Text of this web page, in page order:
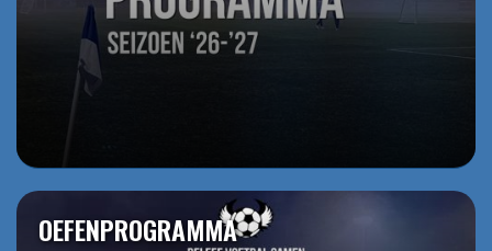
OEFENPROGRAMMA